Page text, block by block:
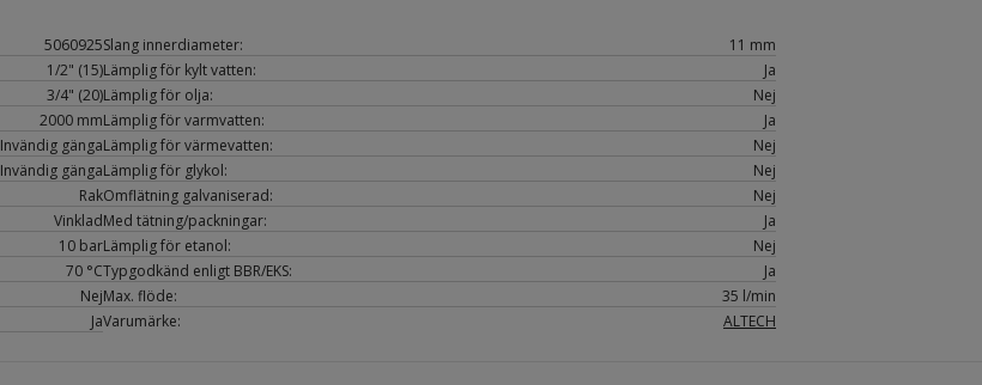
5060925
1/2" (15)
3/4" (20)
2000 mm
Invändig gänga
Invändig gänga
Rak
Vinklad
10 bar
70 °C
Nej
Ja
Slang innerdiameter:
11 mm
Lämplig för kylt vatten:
Ja
Lämplig för olja:
Nej
Lämplig för varmvatten:
Ja
Lämplig för värmevatten:
Nej
Lämplig för glykol:
Nej
Omflätning galvaniserad:
Nej
Med tätning/packningar:
Ja
Lämplig för etanol:
Nej
Typgodkänd enligt BBR/EKS:
Ja
Max. flöde:
35 l/min
Varumärke:
ALTECH